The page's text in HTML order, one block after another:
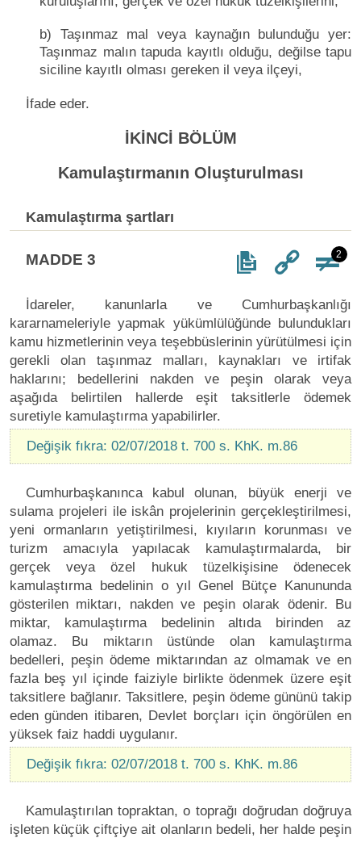
b) Taşınmaz mal veya kaynağın bulunduğu yer:
Taşınmaz malın tapuda kayıtlı olduğu, değilse tapu
siciline kayıtlı olması gereken il veya ilçeyi,
İfade eder.
İKİNCİ BÖLÜM
Kamulaştırmanın Oluşturulması
Kamulaştırma şartları
MADDE 3 2
İdareler, kanunlarla ve Cumhurbaşkanlığı
kararnameleriyle yapmak yükümlülüğünde bulundukları
kamu hizmetlerinin veya teşebbüslerinin yürütülmesi için
gerekli olan taşınmaz malları, kaynakları ve irtifak
haklarını; bedellerini nakden ve peşin olarak veya
aşağıda belirtilen hallerde eşit taksitlerle ödemek
suretiyle kamulaştırma yapabilirler.
Değişik fıkra: 02/07/2018 t. 700 s. KhK. m.86
Cumhurbaşkanınca kabul olunan, büyük enerji ve
sulama projeleri ile iskân projelerinin gerçekleştirilmesi,
yeni ormanların yetiştirilmesi, kıyıların korunması ve
turizm amacıyla yapılacak kamulaştırmalarda, bir
gerçek veya özel hukuk tüzelkişisine ödenecek
kamulaştırma bedelinin o yıl Genel Bütçe Kanununda
gösterilen miktarı, nakden ve peşin olarak ödenir. Bu
miktar, kamulaştırma bedelinin altıda birinden az
olamaz. Bu miktarın üstünde olan kamulaştırma
bedelleri, peşin ödeme miktarından az olmamak ve en
fazla beş yıl içinde faiziyle birlikte ödenmek üzere eşit
taksitlere bağlanır. Taksitlere, peşin ödeme gününü takip
eden günden itibaren, Devlet borçları için öngörülen en
yüksek faiz haddi uygulanır.
Değişik fıkra: 02/07/2018 t. 700 s. KhK. m.86
Kamulaştırılan topraktan, o toprağı doğrudan doğruya
işleten küçük çiftçiye ait olanların bedeli, her halde peşin